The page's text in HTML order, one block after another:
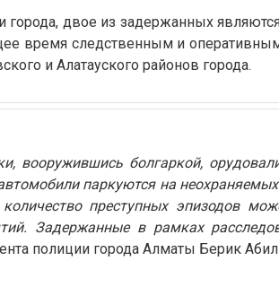
двое из задержанных
время следственным и
и Алатауского районов города.
вооружившись болгаркой,
паркуются на
преступных эпизодов
Задержанные в рамках
полиции города Алматы Берик